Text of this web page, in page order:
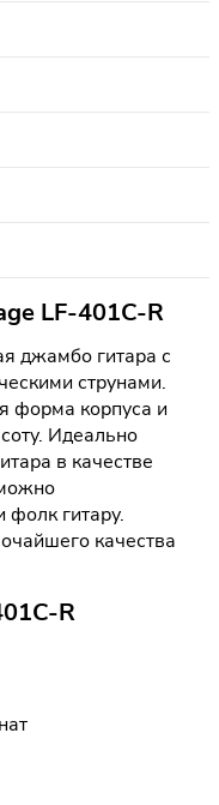
LF-401C-R
джамбо гитара с
струнами.
форма корпуса и
Идеально
в качестве
фолк гитару.
качества
R